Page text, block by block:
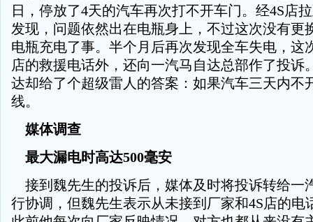
日，停放了4天的汽车再次打不开车门。经4S店
发现，问题依然出在电瓶身上，不过这次没有更
电瓶充电了事。半个月后再次发现全车失电，这
店的救援电话外，还向一汽马自达总部作了投诉
达却给了个超级雷人的答案：如果汽车三天内不
线。
媒体调查
最大漏电时高达500毫安
接到魏先生的投诉后，媒体及时将投诉转给一
行协调，但魏先生表示从未接到厂家和4S店的电